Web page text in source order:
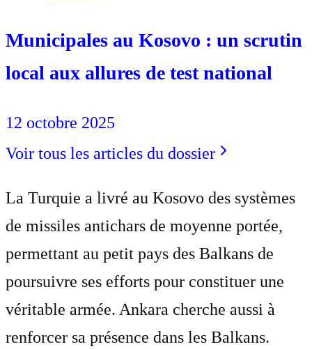
Municipales au Kosovo : un scrutin
local aux allures de test national
12 octobre 2025
Voir tous les articles du dossier
La Turquie a livré au Kosovo des systèmes
de missiles antichars de moyenne portée,
permettant au petit pays des Balkans de
poursuivre ses efforts pour constituer une
véritable armée. Ankara cherche aussi à
renforcer sa présence dans les Balkans.